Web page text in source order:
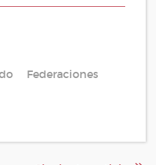
Federaciones